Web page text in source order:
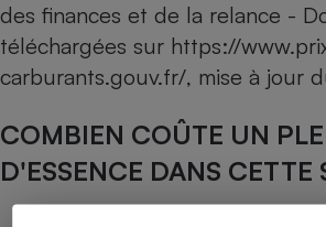
des finances et de la relance -
téléchargées sur https://
carburants.gouv.fr/, mise à jour
COMBIEN COÛTE UN
D'ESSENCE DANS CETTE